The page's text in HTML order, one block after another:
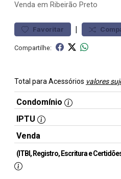
Venda em Ribeirão Preto
Favoritar |
Compartilhe:
Total para Acessórios valores
Condomínio
IPTU
Venda
(ITBI, Registro, Escritura e